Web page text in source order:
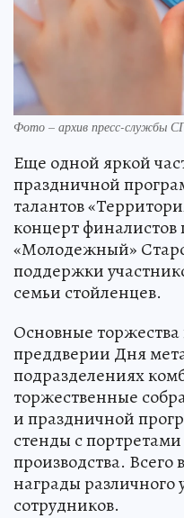
Фото – архив пресс-службы
Еще одной яркой
праздничной
талантов
концерт
«Молодежный»
поддержки
семьи стойленцев.
Основные торжества
преддверии Дня
подразделениях
торжественные
и праздничной
стенды с
производства. Всего
награды различного
сотрудников.